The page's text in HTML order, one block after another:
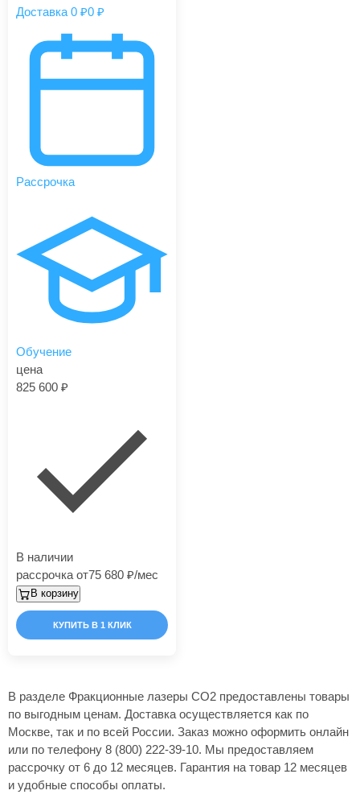
Доставка 0 ₽0 ₽
Рассрочка
Обучение
цена
825 600
В наличии
рассрочка от75 680 /мес
В корзину
КУПИТЬ В 1 КЛИК
В разделе Фракционные лазеры СО2 предоставлены товары
по выгодным ценам. Доставка осуществляется как по
Москве, так и по всей России. Заказ можно оформить онлайн
или по телефону 8 (800) 222-39-10. Мы предоставляем
рассрочку от 6 до 12 месяцев. Гарантия на товар 12 месяцев
и удобные способы оплаты.